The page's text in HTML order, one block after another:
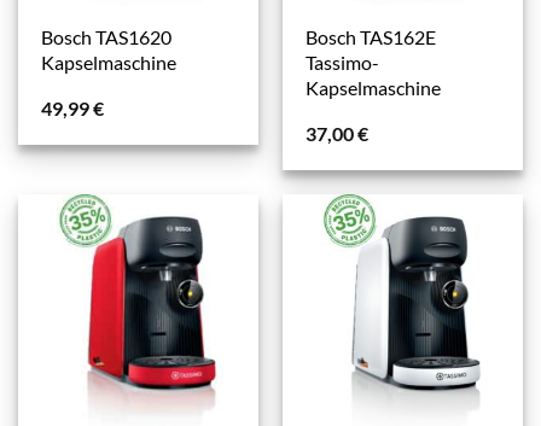
Bosch TAS1620
Kapselmaschine
49,99€
Bosch TAS162E
Tassimo-
Kapselmaschine
37,00€